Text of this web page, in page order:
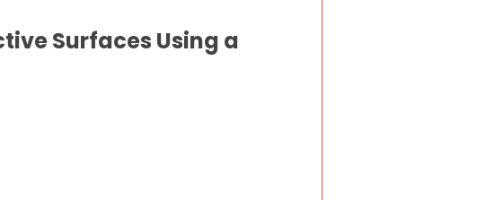
Surfaces Using a